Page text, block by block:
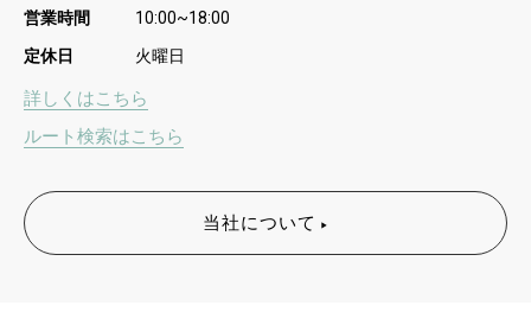
営業時間 10:00~18:00
定休日 火曜日
詳しくはこちら
ルート検索はこちら
当社について